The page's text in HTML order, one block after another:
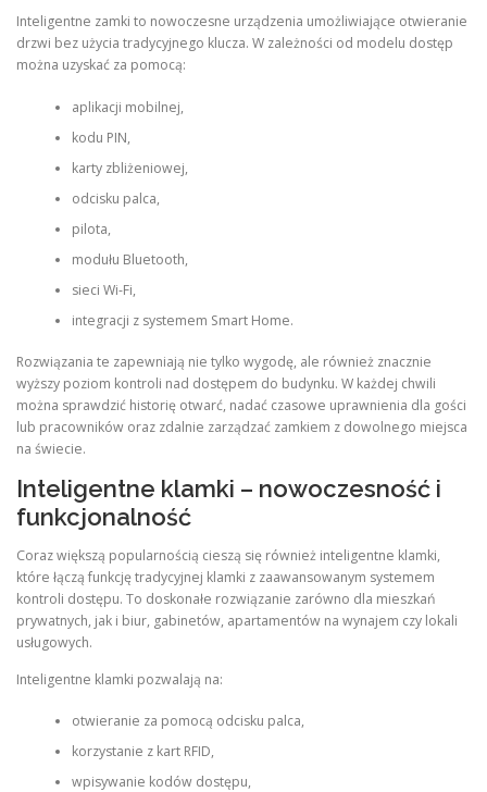
Inteligentne zamki to nowoczesne urządzenia umożliwiające otwieranie
drzwi bez użycia tradycyjnego klucza. W zależności od modelu dostęp
można uzyskać za pomocą:
aplikacji mobilnej,
kodu PIN,
karty zbliżeniowej,
odcisku palca,
pilota,
modułu Bluetooth,
sieci Wi-Fi,
integracji z systemem Smart Home.
Rozwiązania te zapewniają nie tylko wygodę, ale również znacznie
wyższy poziom kontroli nad dostępem do budynku. W każdej chwili
można sprawdzić historię otwarć, nadać czasowe uprawnienia dla gości
lub pracowników oraz zdalnie zarządzać zamkiem z dowolnego miejsca
na świecie.
Inteligentne klamki – nowoczesność i
funkcjonalność
Coraz większą popularnością cieszą się również inteligentne klamki,
które łączą funkcję tradycyjnej klamki z zaawansowanym systemem
kontroli dostępu. To doskonałe rozwiązanie zarówno dla mieszkań
prywatnych, jak i biur, gabinetów, apartamentów na wynajem czy lokali
usługowych.
Inteligentne klamki pozwalają na:
otwieranie za pomocą odcisku palca,
korzystanie z kart RFID,
wpisywanie kodów dostępu,